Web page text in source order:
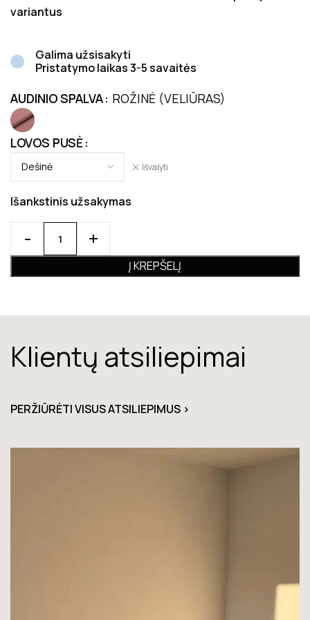
variantus
Galima užsisakyti
Pristatymo laikas 3-5 savaitės
AUDINIO SPALVA ROŽINĖ (VELIŪRAS)
LOVOS PUSĖ
Išvalyti
Išankstinis užsakymas
Į KREPŠELĮ
Klientų atsiliepimai
PERŽIŪRĖTI VISUS ATSILIEPIMUS >